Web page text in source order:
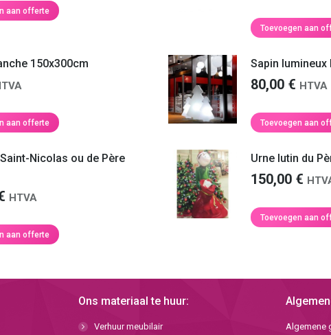
aan offerte
Toevoegen aan
150x300cm
aan offerte
Sapin lumineux
80,00 € HTVA
Toevoegen aan
Nicolas ou de Père
HTVA
aan offerte
Urne lutin du
150,00 €
Toevoegen aan
Ons materiaal te huur:
Verhuur meubilair
Algemene